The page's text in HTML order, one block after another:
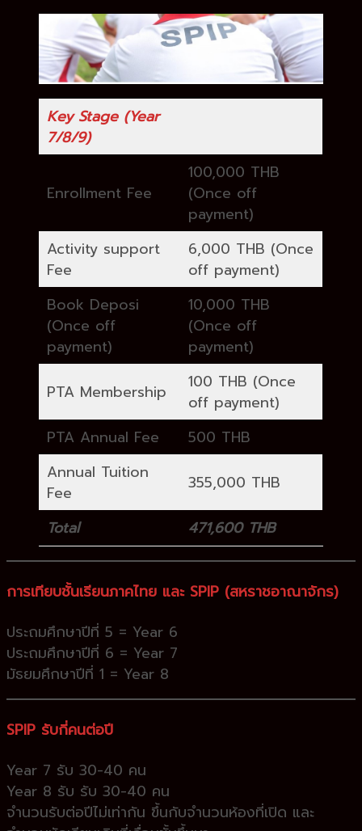
Key Stage (Year
7/8/9)
Enrollment Fee
100,000 THB
(Once off
payment)
Activity support
Fee
6,000 THB (Once
off payment)
Book Deposi
(Once off
payment)
10,000 THB
(Once off
payment)
PTA Membership
100 THB (Once
off payment)
PTA Annual Fee
500 THB
Annual Tuition
Fee
355,000 THB
Total 471,600 THB
การเทียบชั้นเรียนภาคไทย และ SPIP (สหราชอาณาจักร)
ประถมศึกษาปีที่ 5 = Year 6
ประถมศึกษาปีที่ 6 = Year 7
มัธยมศึกษาปีที่ 1 = Year 8
SPIP รับกี่คนต่อปี
Year 7 รับ 30-40 คน
Year 8 รับ รับ 30-40 คน
จำนวนรับต่อปีไม่เท่ากัน ขึ้นกับจำนวนห้องที่เปิด และ